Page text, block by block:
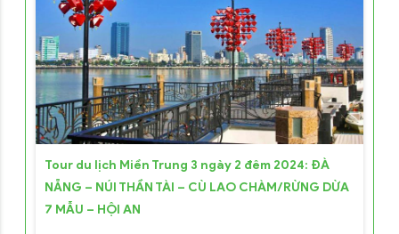
Tour du lịch Miền Trung 3 ngày 2 đêm 2024: ĐÀ
NẴNG – NÚI THẦN TÀI – CÙ LAO CHÀM/RỪNG DỪA
7 MẪU – HỘI AN